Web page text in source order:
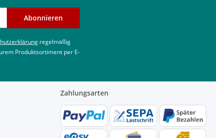
Abonnieren
regelmäßig
Produktsortiment per E-
Zahlungsarten